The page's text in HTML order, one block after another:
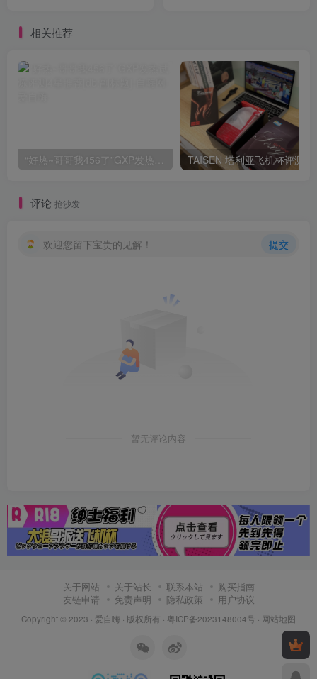
相关推荐
评论 抢沙发
欢迎您留下宝贵的见解！ 提交
暂无评论内容
关于网站 关于站长 联系本站
购买指南
友链申请
免责声明 隐私政策 用户协议
Copyright © 2023 · 爱自嗨 · 版权所有 · 粤ICP备2023148004号 · 网站地图